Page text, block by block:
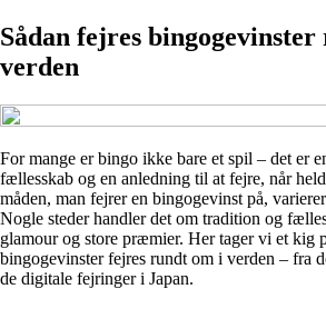
Sådan fejres
verden
For mange er bingo ikke bare et spil – det er
fællesskab og en anledning til at fejre, når
måden, man fejrer en bingogevinst på,
Nogle steder handler det om tradition og
glamour og store præmier. Her tager vi et kig
bingogevinster fejres rundt om i verden – fra
de digitale fejringer i Japan.